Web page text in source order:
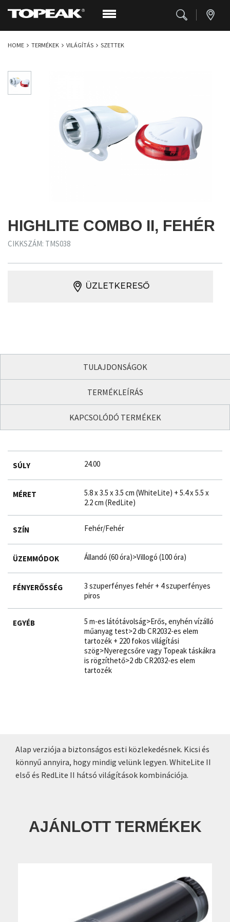
HOME TERMÉKEK VILÁGÍTÁS SZETTEK
HIGHLITE COMBO II, FEHÉR
CIKKSZÁM: TMS038
ÜZLETKERESŐ
TULAJDONSÁGOK
TERMÉKLEÍRÁS
KAPCSOLÓDÓ TERMÉKEK
SÚLY 24.00
MÉRET
5.8 x 3.5 x 3.5 cm (WhiteLite) + 5.4 x 5.5 x
2.2 cm (RedLite)
SZÍN Fehér/Fehér
ÜZEMMÓDOK Állandó (60 óra)>Villogó (100 óra)
FÉNYERŐSSÉG
3 szuperfényes fehér + 4 szuperfényes
piros
EGYÉB
5 m-es látótávolság>Erős, enyhén vízálló
műanyag test>2 db CR2032-es elem
tartozék + 220 fokos világítási
szög>Nyeregcsőre vagy Topeak táskákra
is rögzíthető>2 db CR2032-es elem
tartozék
Alap verziója a biztonságos esti közlekedésnek. Kicsi és
könnyű annyira, hogy mindig velünk legyen. WhiteLite II
első és RedLite II hátsó világítások kombinációja.
AJÁNLOTT TERMÉKEK